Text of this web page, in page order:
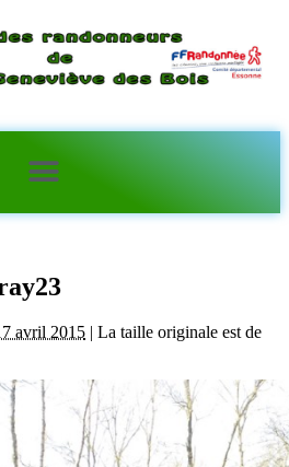
avril 2015 | La taille originale est de